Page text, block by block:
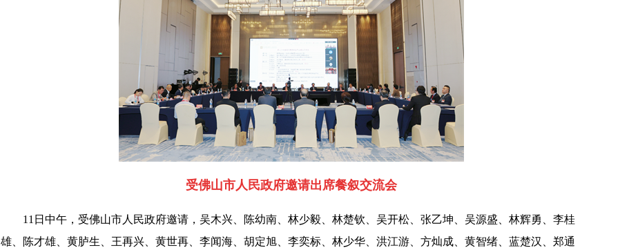
受佛山市人民政府邀请出席餐叙交流会
11日中午，受佛山市人民政府邀请，吴木兴、陈幼南、林少毅、林楚钦、吴开松、张乙坤、吴源盛、林辉勇、李桂
雄、陈才雄、黄胪生、王再兴、黄世再、李闻海、胡定旭、李奕标、林少华、洪江游、方灿成、黄智绪、蓝楚汉、郑通